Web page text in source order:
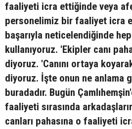
faaliyeti icra ettiğinde veya
personelimiz bir faaliyet icra
başarıyla neticelendiğinde
kullanıyoruz. 'Ekipler canı
diyoruz. 'Canını ortaya
diyoruz. İşte onun ne anlama
buradadır. Bugün
faaliyeti sırasında
canları pahasına o faaliyeti